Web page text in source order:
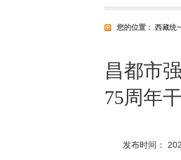
您的位置： 西藏统
昌都市
75周年
发布时间：